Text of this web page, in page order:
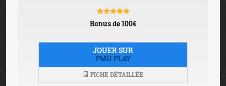
Bonus de 100€
JOUER SUR
PMU PLAY
FICHE DÉTAILLÉE